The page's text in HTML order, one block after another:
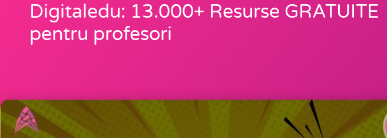
Digitaledu: 13.000+ Resurse GRATUITE
pentru profesori